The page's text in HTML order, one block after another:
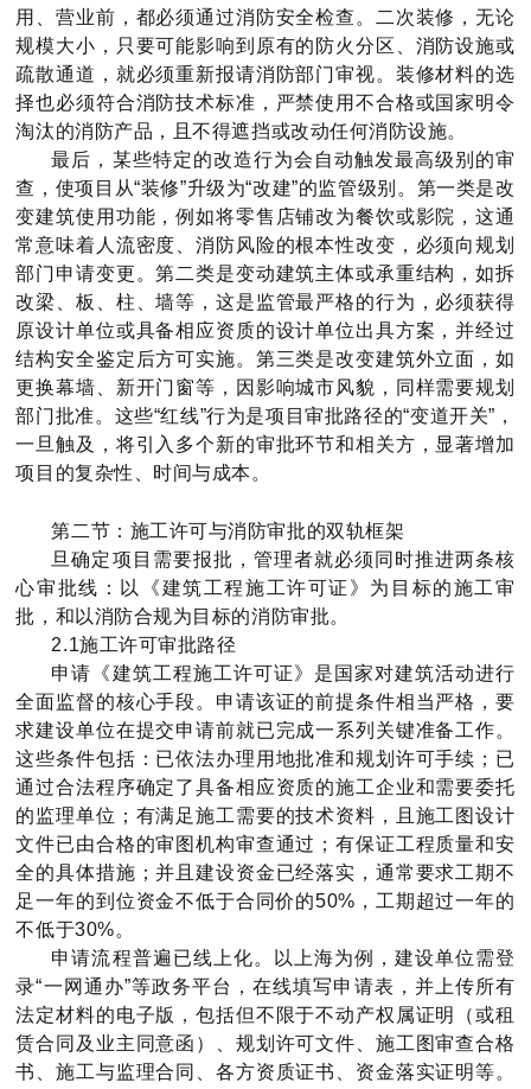
用、营业前，都必须通过消防安全检查。二次装修，无论
规模大小，只要可能影响到原有的防火分区、消防设施或
疏散通道，就必须重新报请消防部门审视。装修材料的选
择也必须符合消防技术标准，严禁使用不合格或国家明令
淘汰的消防产品，且不得遮挡或改动任何消防设施。
最后，某些特定的改造行为会自动触发最高级别的审
查，使项目从“装修”升级为“改建”的监管级别。第一类是改
变建筑使用功能，例如将零售店铺改为餐饮或影院，这通
常意味着人流密度、消防风险的根本性改变，必须向规划
部门申请变更。第二类是变动建筑主体或承重结构，如拆
改梁、板、柱、墙等，这是监管最严格的行为，必须获得
原设计单位或具备相应资质的设计单位出具方案，并经过
结构安全鉴定后方可实施。第三类是改变建筑外立面，如
更换幕墙、新开门窗等，因影响城市风貌，同样需要规划
部门批准。这些“红线”行为是项目审批路径的“变道开关”，
一旦触及，将引入多个新的审批环节和相关方，显著增加
项目的复杂性、时间与成本。
第二节：施工许可与消防审批的双轨框架
旦确定项目需要报批，管理者就必须同时推进两条核
心审批线：以《建筑工程施工许可证》为目标的施工审
批，和以消防合规为目标的消防审批。
2.1施工许可审批路径
申请《建筑工程施工许可证》是国家对建筑活动进行
全面监督的核心手段。申请该证的前提条件相当严格，要
求建设单位在提交申请前就已完成一系列关键准备工作。
这些条件包括：已依法办理用地批准和规划许可手续；已
通过合法程序确定了具备相应资质的施工企业和需要委托
的监理单位；有满足施工需要的技术资料，且施工图设计
文件已由合格的审图机构审查通过；有保证工程质量和安
全的具体措施；并且建设资金已经落实，通常要求工期不
足一年的到位资金不低于合同价的50%，工期超过一年的
不低于30%。
申请流程普遍已线上化。以上海为例，建设单位需登
录“一网通办”等政务平台，在线填写申请表，并上传所有
法定材料的电子版，包括但不限于不动产权属证明（或租
赁合同及业主同意函）、规划许可文件、施工图审查合格
书、施工与监理合同、各方资质证书、资金落实证明等。